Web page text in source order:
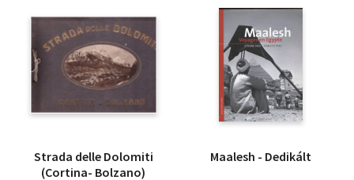
Strada delle Dolomiti
(Cortina- Bolzano)
Maalesh - Dedikált